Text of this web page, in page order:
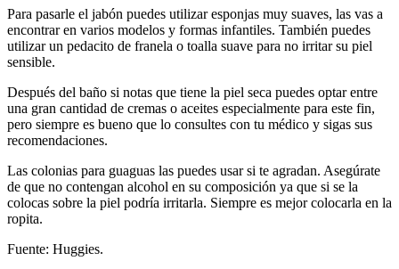
Para pasarle el jabón puedes utilizar esponjas muy suaves, las vas a
encontrar en varios modelos y formas infantiles. También puedes
utilizar un pedacito de franela o toalla suave para no irritar su piel
sensible.
Después del baño si notas que tiene la piel seca puedes optar entre
una gran cantidad de cremas o aceites especialmente para este fin,
pero siempre es bueno que lo consultes con tu médico y sigas sus
recomendaciones.
Las colonias para guaguas las puedes usar si te agradan. Asegúrate
de que no contengan alcohol en su composición ya que si se la
colocas sobre la piel podría irritarla. Siempre es mejor colocarla en la
ropita.
Fuente: Huggies.